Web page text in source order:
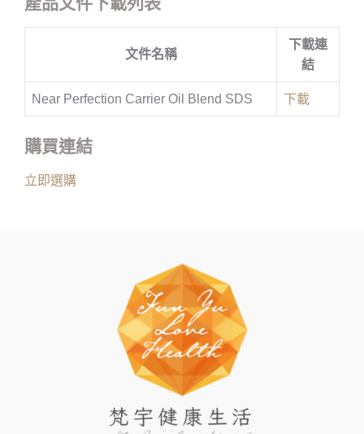
文件名稱
下載連
結
Near Perfection Carrier Oil Blend SDS 下載
購買連結
立即選購